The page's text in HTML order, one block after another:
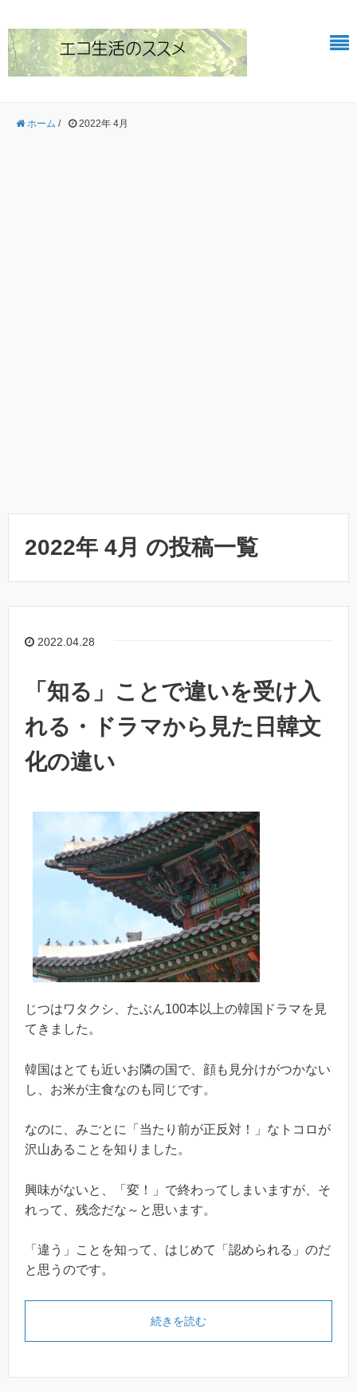
ホーム / 2022年 4月
2022年 4月 の投稿一覧
2022.04.28
「知る」ことで違いを受け入
れる・ドラマから見た日韓文
化の違い
じつはワタクシ、たぶん100本以上の韓国ドラマを見
てきました。
韓国はとても近いお隣の国で、顔も見分けがつかない
し、お米が主食なのも同じです。
なのに、みごとに「当たり前が正反対！」なトコロが
沢山あることを知りました。
興味がないと、「変！」で終わってしまいますが、そ
れって、残念だな～と思います。
「違う」ことを知って、はじめて「認められる」のだ
と思うのです。
続きを読む